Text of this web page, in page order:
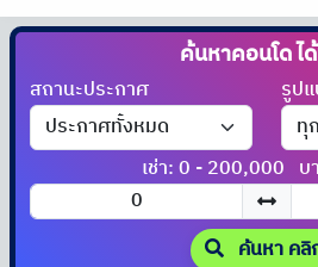
ค้นหาคอนโดไ
สถานะประกาศ รูป
เช่า: 0 - 200,000 บ
ค้นหา คลิ